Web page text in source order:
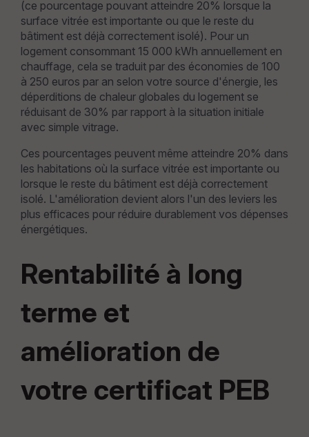
(ce pourcentage pouvant atteindre 20% lorsque la
surface vitrée est importante ou que le reste du
bâtiment est déjà correctement isolé). Pour un
logement consommant 15 000 kWh annuellement en
chauffage, cela se traduit par des économies de 100
à 250 euros par an selon votre source d'énergie, les
déperditions de chaleur globales du logement se
réduisant de 30% par rapport à la situation initiale
avec simple vitrage.
Ces pourcentages peuvent même atteindre 20% dans
les habitations où la surface vitrée est importante ou
lorsque le reste du bâtiment est déjà correctement
isolé. L'amélioration devient alors l'un des leviers les
plus efficaces pour réduire durablement vos dépenses
énergétiques.
Rentabilité à long
terme et
amélioration de
votre certificat PEB